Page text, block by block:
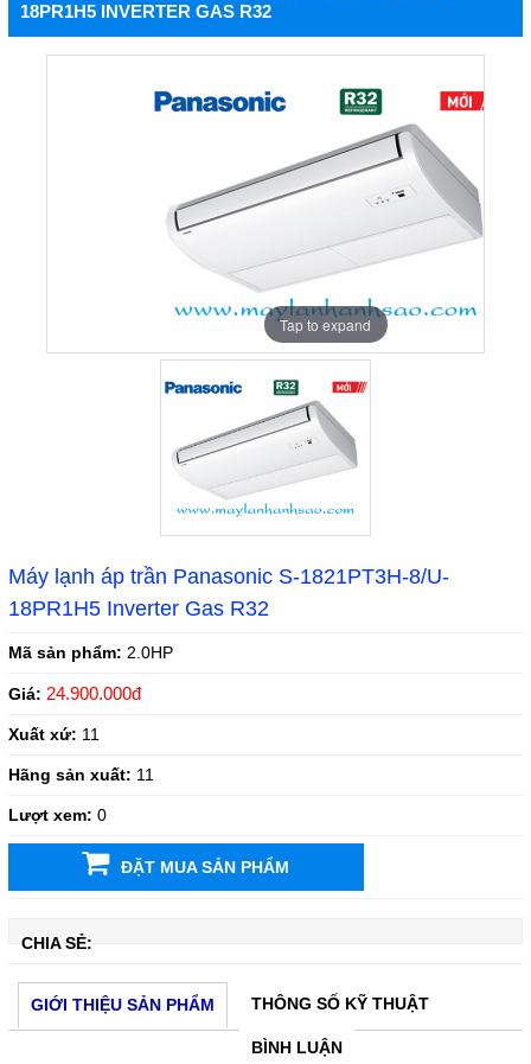
18PR1H5 INVERTER GAS R32
Tap to expand
Máy lạnh áp trần Panasonic S-1821PT3H-8/U-
18PR1H5 Inverter Gas R32
Mã sản phẩm: 2.0HP
Giá: 24.900.000đ
Xuất xứ: 11
Hãng sản xuất: 11
Lượt xem: 0
ĐẶT MUA SẢN PHẨM
CHIA SẺ:
GIỚI THIỆU SẢN PHẨM THÔNG SỐ KỸ THUẬT
BÌNH LUẬN